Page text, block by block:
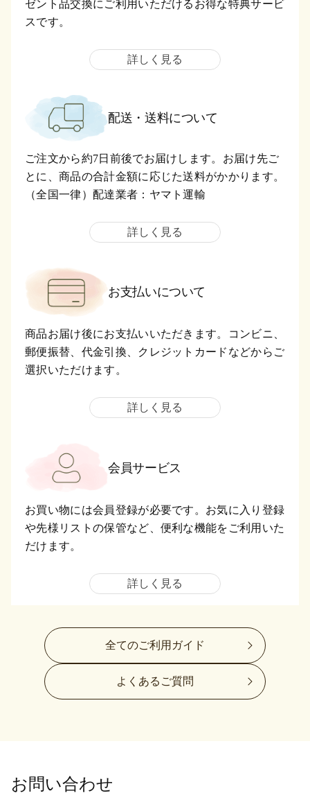
ゼント品交換にご利用いただけるお得な特典サービ
スです。
詳しく見る
配送・送料について
ご注文から約7日前後でお届けします。お届け先ご
とに、商品の合計金額に応じた送料がかかります。
（全国一律）配達業者：ヤマト運輸
詳しく見る
お支払いについて
商品お届け後にお支払いいただきます。コンビニ、
郵便振替、代金引換、クレジットカードなどからご
選択いただけます。
詳しく見る
会員サービス
お買い物には会員登録が必要です。お気に入り登録
や先様リストの保管など、便利な機能をご利用いた
だけます。
詳しく見る
全てのご利用ガイド
よくあるご質問
お問い合わせ